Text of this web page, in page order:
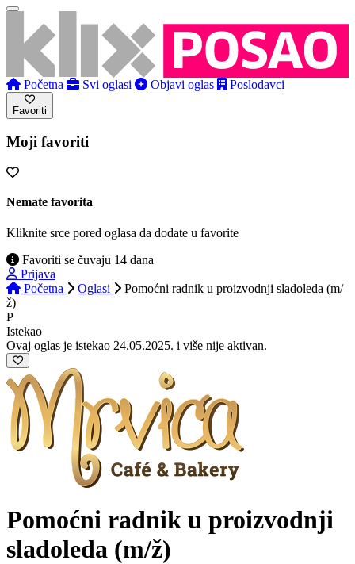
Početna Svi oglasi Objavi oglas Poslodavci
Favoriti
Moji favoriti
Nemate favorita
Kliknite srce pored oglasa da dodate u favorite
Favoriti se čuvaju 14 dana
Prijava
Početna
Oglasi
Pomoćni radnik u proizvodnji sladoleda (m/
ž)
P
Istekao
Ovaj oglas je istekao 24.05.2025. i više nije aktivan.
Pomoćni radnik u proizvodnji
sladoleda (m/ž)